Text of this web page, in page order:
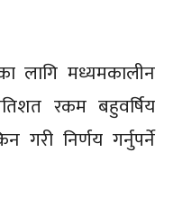
लागि मध्यमकालीन
रकम बहुवर्षिय
गरी निर्णय गर्नुपर्ने